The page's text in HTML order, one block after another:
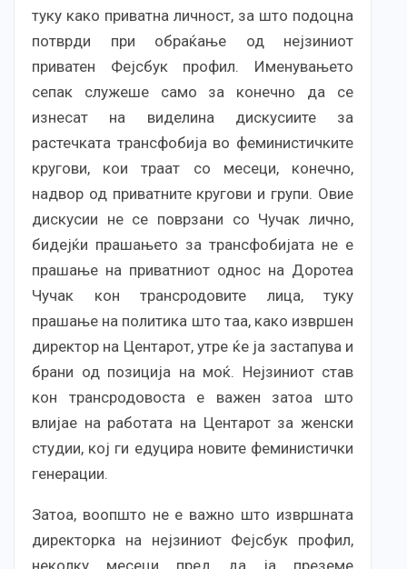
туку како приватна личност, за што подоцна
потврди при обраќање од нејзиниот
приватен Фејсбук профил. Именувањето
сепак служеше само за конечно да се
изнесат на виделина дискусиите за
растечката трансфобија во феминистичките
кругови, кои траат со месеци, конечно,
надвор од приватните кругови и групи. Овие
дискусии не се поврзани со Чучак лично,
бидејќи прашањето за трансфобијата не е
прашање на приватниот однос на Доротеа
Чучак кон трансродовите лица, туку
прашање на политика што таа, како извршен
директор на Центарот, утре ќе ја застапува и
брани од позиција на моќ. Нејзиниот став
кон трансродовоста е важен затоа што
влијае на работата на Центарот за женски
студии, кој ги едуцира новите феминистички
генерации.
Затоа, воопшто не е важно што извршната
директорка на нејзиниот Фејсбук профил,
неколку месеци пред да ја преземе